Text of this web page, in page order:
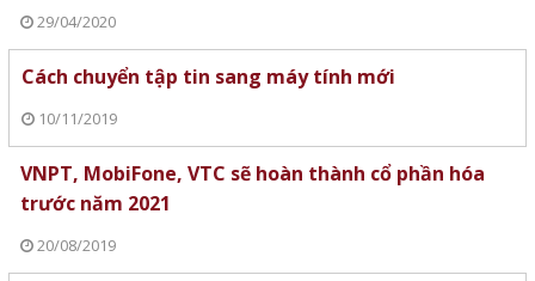
29/04/2020
Cách chuyển tập tin sang máy tính mới
10/11/2019
VNPT, MobiFone, VTC sẽ hoàn thành cổ phần hóa
trước năm 2021
20/08/2019